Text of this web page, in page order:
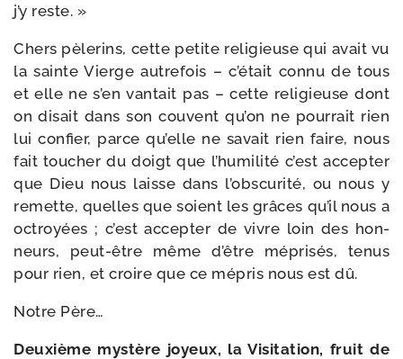
j’y reste. »
Chers pèle­rins, cette petite reli­gieuse qui avait vu
la sainte Vierge autre­fois – c’était connu de tous
et elle ne s’en van­tait pas – cette reli­gieuse dont
on disait dans son couvent qu’on ne pour­rait rien
lui confier, parce qu’elle ne savait rien faire, nous
fait tou­cher du doigt que l’humilité c’est accep­ter
que Dieu nous laisse dans l’obscurité, ou nous y
remette, quelles que soient les grâces qu’il nous a
octroyées ; c’est accep­ter de vivre loin des hon­
neurs, peut-​être même d’être mépri­sés, tenus
pour rien, et croire que ce mépris nous est dû.
Notre Père…
Deuxième mys­tère joyeux, la Visitation, fruit de